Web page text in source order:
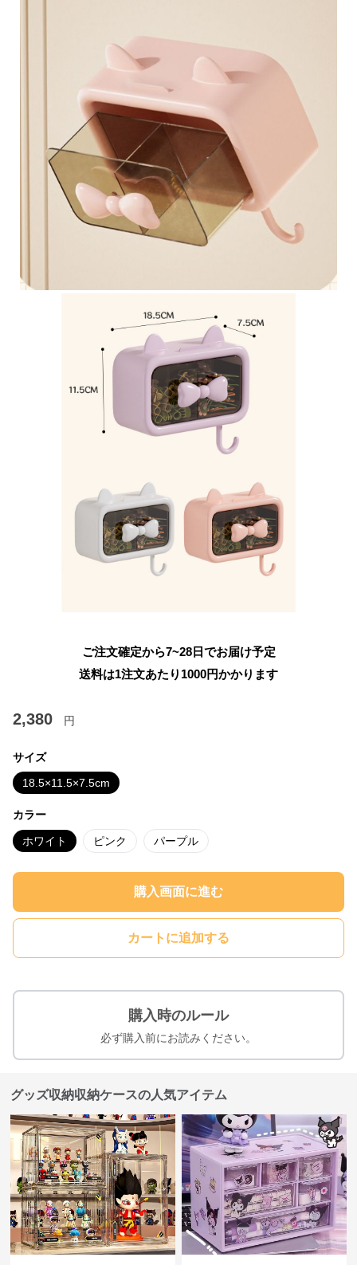
ご注文確定から7~28日でお届け予定
送料は1注文あたり 1000円かかります
2,380 円
サイズ
18.5×11.5×7.5cm
カラー
ホワイト ピンク パープル
購入画面に進む
カートに追加する
購入時のルール
必ず購入前にお読みください。
グッズ収納収納ケースの人気アイテム